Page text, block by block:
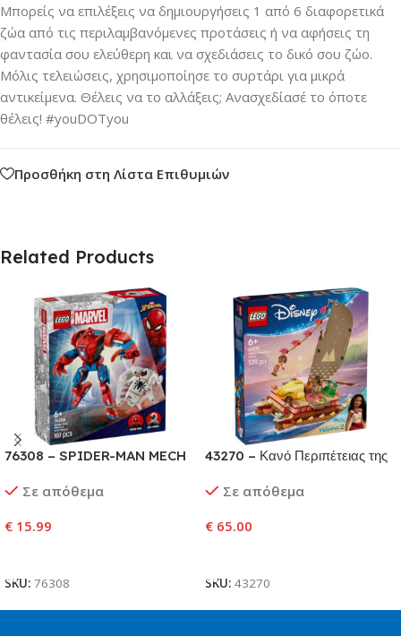
Μπορείς να επιλέξεις να δημιουργήσεις 1 από 6 διαφορετικά
ζώα από τις περιλαμβανόμενες προτάσεις ή να αφήσεις τη
φαντασία σου ελεύθερη και να σχεδιάσεις το δικό σου ζώο.
Μόλις τελειώσεις, χρησιμοποίησε το συρτάρι για μικρά
αντικείμενα. Θέλεις να το αλλάξεις; Ανασχεδίασέ το όποτε
θέλεις! #youDOTyou
Προσθήκη στη Λίστα Επιθυμιών
Related Products
76308 – SPIDER-MAN MECH
Σε απόθεμα
€ 15.99
SKU: 76308
43270 – Κανό Περιπέτειας της
Σε απόθεμα
€ 65.00
SKU: 43270